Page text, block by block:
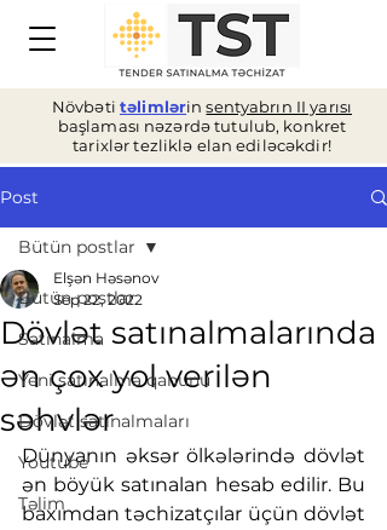
Növbəti təlimlərinsentyabrın II yarısı
başlaması nəzərdə tutulub, konkret
tarixlər tezliklə elan ediləcəkdir!
Post
Bütün postlar
Satınalma
Yeni satınalma qanunu
Dövlət satınalmaları
Youtube
Təlim
Bütün postlar
Dövlət satınalmalarında
ən çox yol verilən
səhvlər
Elşən Həsənov
Sep 22, 2022
Dünyanın əksər ölkələrində dövlət
ən böyük satınalan hesab edilir. Bu
baxımdan təchizatçılar üçün dövlət